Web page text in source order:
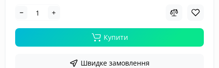
Купити
Швидке замовлення